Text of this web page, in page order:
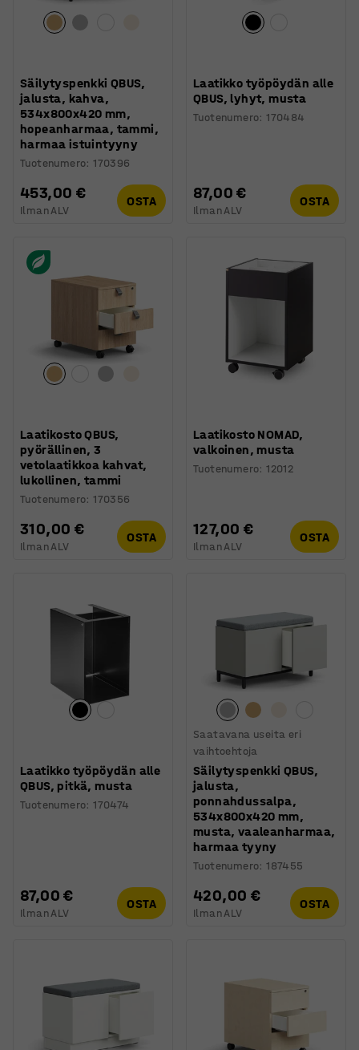
Säilytyspenkki QBUS,
jalusta, kahva,
534x800x420 mm,
hopeanharmaa, tammi,
harmaa istuintyyny
Tuotenumero:170396
453,00 €
Ilman ALV
OSTA
Laatikko työpöydän alle
QBUS, lyhyt, musta
Tuotenumero:170484
87,00 €
Ilman ALV
OSTA
Laatikosto QBUS,
pyörällinen, 3
vetolaatikkoa kahvat,
lukollinen, tammi
Tuotenumero:170356
310,00 €
Ilman ALV
OSTA
Laatikosto NOMAD,
valkoinen, musta
Tuotenumero:12012
127,00 €
Ilman ALV
OSTA
Laatikko työpöydän alle
QBUS, pitkä, musta
Tuotenumero:170474
87,00 €
Ilman ALV
OSTA
Saatavana useita eri
vaihtoehtoja
Säilytyspenkki QBUS,
jalusta,
ponnahdussalpa,
534x800x420 mm,
musta, vaaleanharmaa,
harmaa tyyny
Tuotenumero:187455
420,00 €
Ilman ALV
OSTA